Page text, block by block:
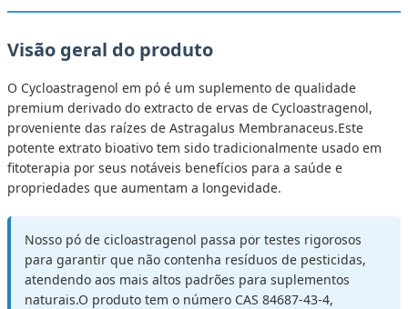
Visão geral do produto
O Cycloastragenol em pó é um suplemento de qualidade
premium derivado do extracto de ervas de Cycloastragenol,
proveniente das raízes de Astragalus Membranaceus.Este
potente extrato bioativo tem sido tradicionalmente usado em
fitoterapia por seus notáveis benefícios para a saúde e
propriedades que aumentam a longevidade.
Nosso pó de cicloastragenol passa por testes rigorosos
para garantir que não contenha resíduos de pesticidas,
atendendo aos mais altos padrões para suplementos
naturais.O produto tem o número CAS 84687-43-4,